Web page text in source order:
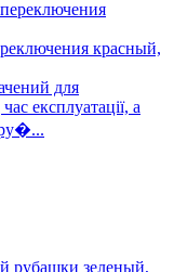
красный,
для
експлуатації, а
ру�...